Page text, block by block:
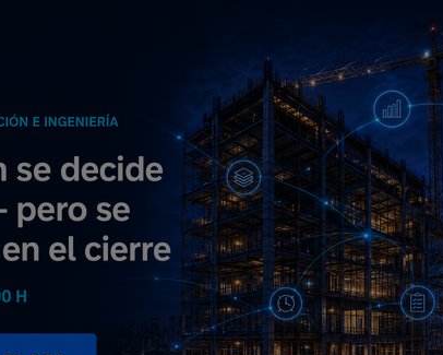
29% cambiar al alquiler
|
NOTICIAS PRODUCTOS AGENDA ARTÍCULOS
EMPRESAS PREMIUM
concursos de diseño cerámico